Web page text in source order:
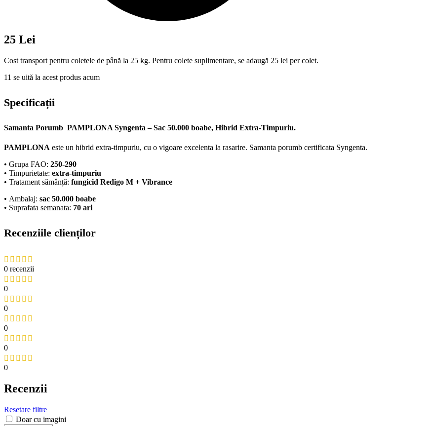
25 Lei
Cost transport pentru coletele de până la 25 kg. Pentru colete suplimentare, se adaugă 25 lei per colet.
11 se uită la acest produs acum
Specificații
Samanta Porumb PAMPLONA Syngenta – Sac 50.000 boabe, Hibrid Extra-Timpuriu.
PAMPLONA este un hibrid extra-timpuriu, cu o vigoare excelenta la rasarire. Samanta porumb certificata Syngenta.
• Grupa FAO: 250-290
• Timpurietate: extra-timpuriu
• Tratament sămânță: fungicid Redigo M + Vibrance
• Ambalaj: sac 50.000 boabe
• Suprafata semanata: 70 ari
Recenziile clienților
0 recenzii
0
0
0
0
0
Recenzii
Resetare filtre
Doar cu imagini